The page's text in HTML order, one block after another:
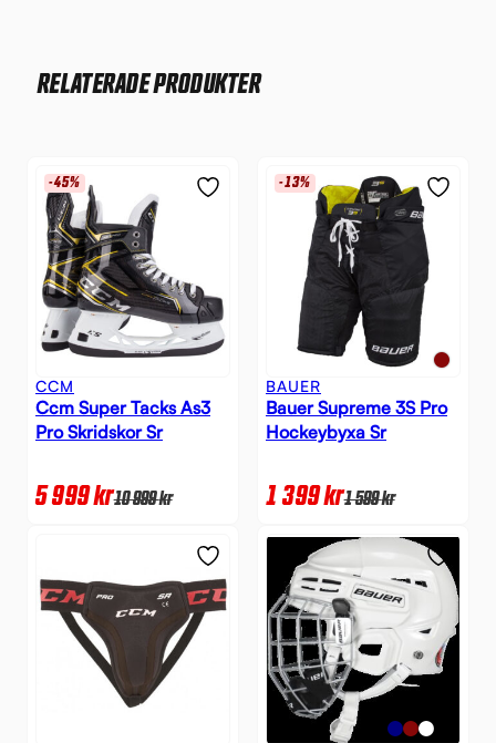
RELATERADE PRODUKTER
-45%
CCM
Ccm Super Tacks As3
Pro Skridskor Sr
5 999kr10 999kr
-13%
BAUER
Bauer Supreme 3S Pro
Hockeybyxa Sr
1 399kr1 599kr